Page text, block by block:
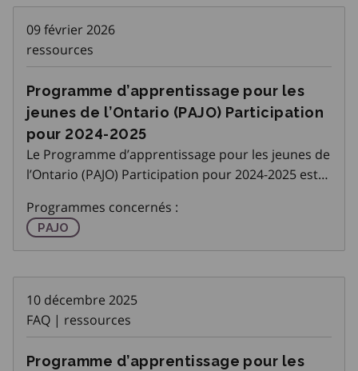
09 février 2026
ressources
Programme d’apprentissage pour les
jeunes de l’Ontario (PAJO) Participation
pour 2024-2025
Le Programme d’apprentissage pour les jeunes de
l’Ontario (PAJO) Participation pour 2024-2025 est
pour les jeunes de l’Ontario (PAJO) sur l’Espace
Partenaires Emploi Ontario (E
Programmes concernés :
Programme d'apprentissage pour les jeunes de
PAJO
10 décembre 2025
FAQ | ressources
Programme d’apprentissage pour les